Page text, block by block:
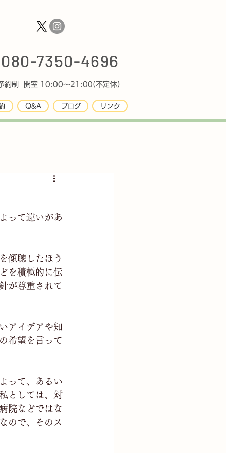
080-7350-4696
約制 開室 10:00〜21:00(不定休)
Q&A ブログ リンク
って違いがあ
傾聴したほう
を積極的に伝
が尊重されて
アイデアや知
希望を言って
って、あるい
としては、対
院などではな
ので、そのス